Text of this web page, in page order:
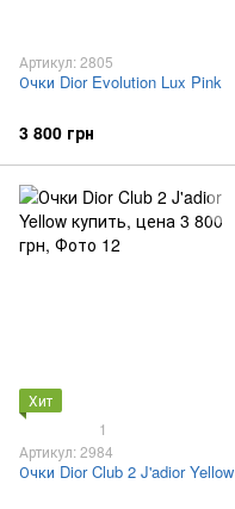
Артикул: 2805
Очки Dior Evolution Lux Pink
3 800 грн
Хит
1
Артикул: 2984
Очки Dior Club 2 J'adior Yellow